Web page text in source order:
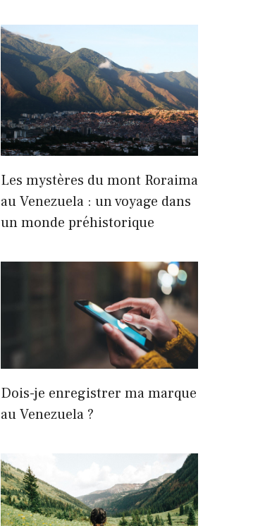
Les mystères du mont Roraima
au Venezuela : un voyage dans
un monde préhistorique
Dois-je enregistrer ma marque
au Venezuela ?